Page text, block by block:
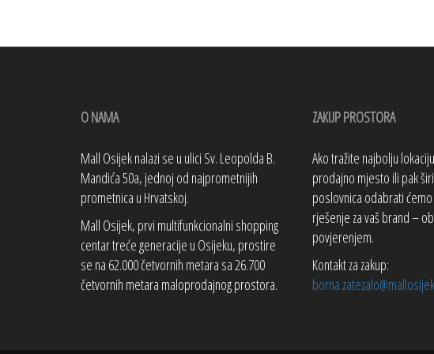
O NAMA
Mall Osijek nalazi se u ulici Sv. Leopolda B.
Mandića 50a, jednoj od najprometnijih
prometnica u Hrvatskoj.
Mall Osijek, prvi multifunkcionalni shopping
centar treće generacije u Osijeku, prostire
se na 62.000 četvornih metara sa 26.700
četvornih metara maloprodajnog prostora.
ZAKUP PROSTORA
Ako tražite najbolju
prodajno mjesto ili pak
poslovnica odabrati
rješenje za vaš brand –
povjerenjem.
Kontakt za zakup: